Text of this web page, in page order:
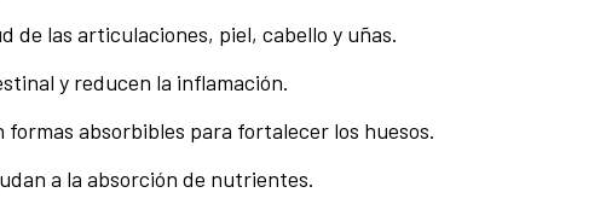
de las articulaciones, piel, cabello y uñas.
y reducen la inflamación.
absorbibles para fortalecer los huesos.
a la absorción de nutrientes.